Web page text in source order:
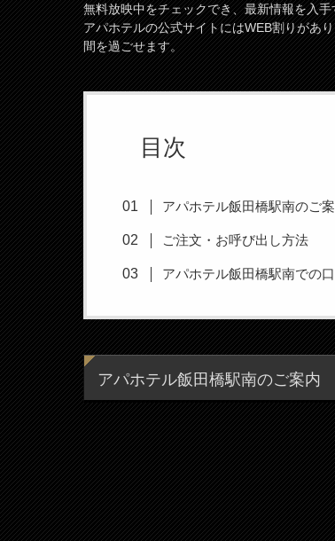
無料放映中をチェックでき、最新情報を入
アパホテルの公式サイトにはWEB割りがあ
間を過ごせます。
目次
アパホテル飯田橋駅南のご
ご注文・お呼び出し方法
アパホテル飯田橋駅南での
アパホテル飯田橋駅南のご案内